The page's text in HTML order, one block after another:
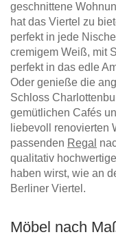
geschnittene
hat das Viertel zu
perfekt in jede
cremigem Weiß, mit
perfekt in das edle
Oder genieße die
Schloss
gemütlichen Cafés
liebevoll renovierten
passenden Regal
qualitativ
haben wirst, wie an
Berliner Viertel.
Möbel nach